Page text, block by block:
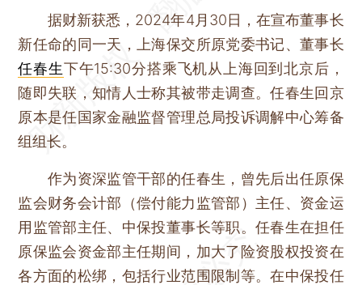
据财新获悉，2024年4月30日，在宣布董事长
新任命的同一天，上海保交所原党委书记、董事长
任春生下午15:30分搭乘飞机从上海回到北京后，
随即失联，知情人士称其被带走调查。任春生回京
原本是任国家金融监督管理总局投诉调解中心筹备
组组长。
作为资深监管干部的任春生，曾先后出任原保
监会财务会计部（偿付能力监管部）主任、资金运
用监管部主任、中保投董事长等职。任春生在担任
原保监会资金部主任期间，加大了险资股权投资在
各方面的松绑，包括行业范围限制等。在中保投任